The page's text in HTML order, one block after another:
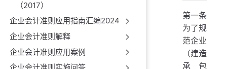
（2017）
企业会计准则应用指南汇编2024
企业会计准则解释
企业会计准则应用案例
第一条
为了规
范企业
（建造
承包